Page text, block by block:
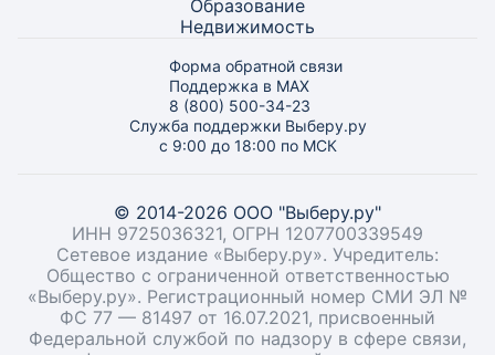
Образование
Недвижимость
Форма обратной связи
Поддержка в MAX
8 (800) 500-34-23
Служба поддержки Выберу.ру
с 9:00 до 18:00 по МСК
© 2014-2026 ООО "Выберу.ру"
ИНН 9725036321, ОГРН 1207700339549
Сетевое издание «Выберу.ру». Учредитель:
Общество с ограниченной ответственностью
«Выберу.ру». Регистрационный номер СМИ ЭЛ №
ФС 77 — 81497 от 16.07.2021, присвоенный
Федеральной службой по надзору в сфере связи,